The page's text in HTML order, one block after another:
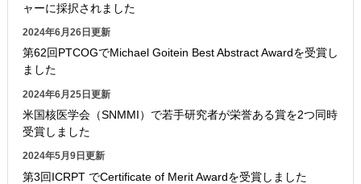
ャーに採択されました
2024年6月26日更新
第62回PTCOGでMichael Goitein Best Abstract Awardを受賞し
ました
2024年6月25日更新
米国核医学会（SNMMI）で若手研究者が栄誉ある賞を2つ同時
受賞しました
2024年5月9日更新
第3回ICRPT でCertificate of Merit Awardを受賞しました